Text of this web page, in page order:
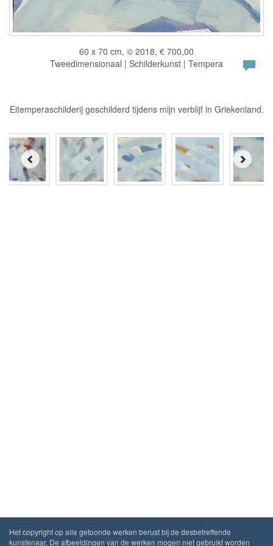
60 x 70 cm, © 2018, € 700,00
Tweedimensionaal | Schilderkunst | Tempera
Eitemperaschilderij geschilderd tijdens mijn verblijf in Griekenland.
Het copyright op alle getoonde werken berust bij de desbetreffende
kunstenaar. De afbeeldingen van de werken mogen niet gebruikt worden